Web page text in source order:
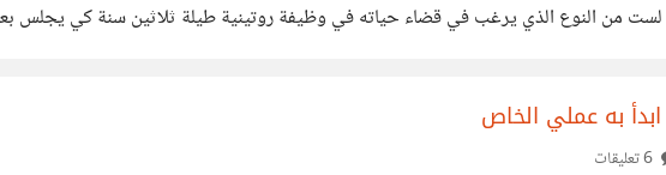
من النوع الذي يرغب في قضاء حياته في وظيفة روتينية طيلة ثلاثين سنة كي يجلس
به عملي الخاص